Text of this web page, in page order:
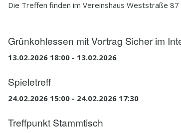
Die Treffen finden im Vereinshaus Weststraße
Grünkohlessen mit Vortrag Sicher im
13.02.2026 18:00 - 13.02.2026
Spieletreff
24.02.2026 15:00 - 24.02.2026 17:30
Treffpunkt Stammtisch